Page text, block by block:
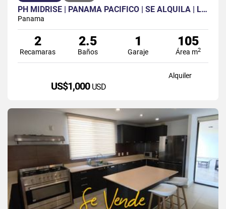
PH MIDRISE | PANAMÁ PACÍFICO | SE ALQUILA | LÍNEA BLANCA
Panama
2
Recamaras
2.5
Baños
1
Garaje
105
Área m2
Alquiler
US$1,000 USD